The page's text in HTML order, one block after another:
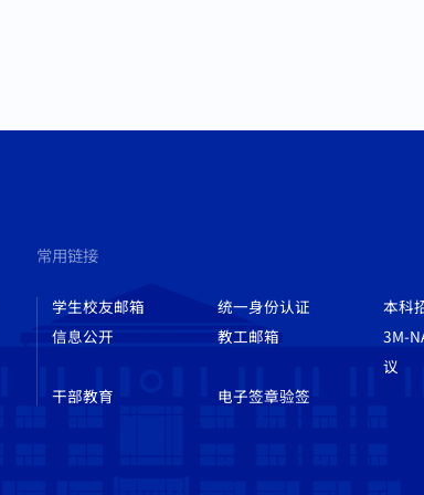
常用链接
学生校友邮箱 统一身份认证
本科
信息公开
教工邮箱
3M-
议
干部教育
电子签章验签